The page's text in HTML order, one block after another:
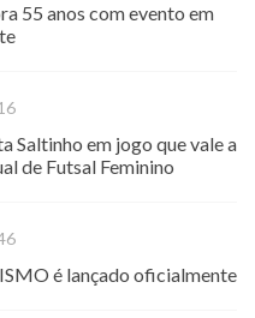
55 anos com evento em
Saltinho em jogo que vale a
de Futsal Feminino
é lançado oficialmente